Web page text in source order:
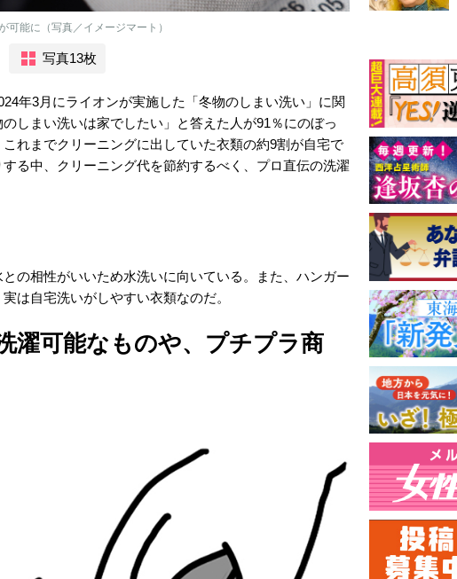
能に（写真／イメージマート）
写真13枚
年3月にライオンが実施した「冬物のしまい洗い」に関
しまい洗いは家でしたい」と答えた人が91％にのぼっ
れまでクリーニングに出していた衣類の約9割が自宅で
る中、クリーニング代を節約するべく、プロ直伝の洗濯
の相性がいいため水洗いに向いている。また、ハンガー
は自宅洗いがしやすい衣類なのだ。
濯可能なものや、プチプラ商